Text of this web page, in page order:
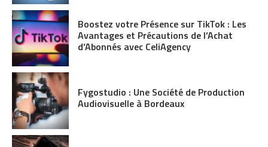
Boostez votre Présence sur TikTok : Les
Avantages et Précautions de l’Achat
d’Abonnés avec CeliAgency
Fygostudio : Une Société de Production
Audiovisuelle à Bordeaux